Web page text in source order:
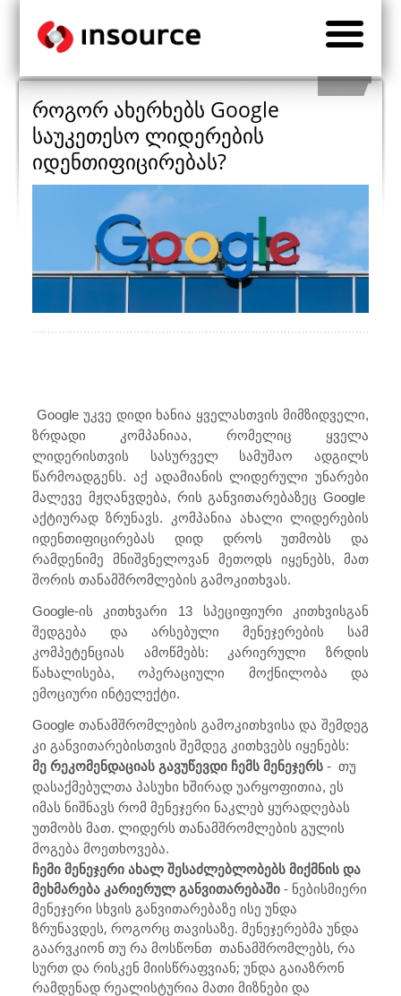
როგორ ახერხებს Google
საუკეთესო ლიდერების
იდენთიფიცირებას?
Google უკვე დიდი ხანია ყველასთვის მიმზიდველი,
ზრდადი კომპანიაა, რომელიც ყველა
ლიდერისთვის სასურველ სამუშაო ადგილს
წარმოადგენს. აქ ადამიანის ლიდერული უნარები
მალევე მჟღანვდება, რის განვითარებაზეც Google
აქტიურად ზრუნავს. კომპანია ახალი ლიდერების
იდენთიფიცირებას დიდ დროს უთმობს და
რამდენიმე მნიშვნელოვან მეთოდს იყენებს, მათ
შორის თანამშრომლების გამოკითხვას.
Google-ის კითხვარი 13 სპეციფიური კითხვისგან
შედგება და არსებული მენეჯერების სამ
კომპეტენციას ამოწმებს: კარიერული ზრდის
წახალისება, ოპერაციული მოქნილობა და
ემოციური ინტელექტი.
Google თანამშრომლების გამოკითხვისა და შემდეგ
კი განვითარებისთვის შემდეგ კითხვებს იყენებს:
მე რეკომენდაციას გავუწევდი ჩემს მენეჯერს- თუ
დასაქმებულთა პასუხი ხშირად უარყოფითია, ეს
იმას ნიშნავს რომ მენეჯერი ნაკლებ ყურადღებას
უთმობს მათ. ლიდერს თანამშრომლების გულის
მოგება მოეთხოვება.
ჩემი მენეჯერი ახალ შესაძლებლობებს მიქმნის და
მეხმარება კარიერულ განვითარებაში- ნებისმიერი
მენეჯერი სხვის განვითარებაზე ისე უნდა
ზრუნავდეს, როგორც თავისაზე. მენეჯერებმა უნდა
გაარვკიონ თუ რა მოსწონთ თანამშრომლებს, რა
სურთ და რისკენ მიისწრაფვიან; უნდა გაიაზრონ
რამდენად რეალისტურია მათი მიზნები და